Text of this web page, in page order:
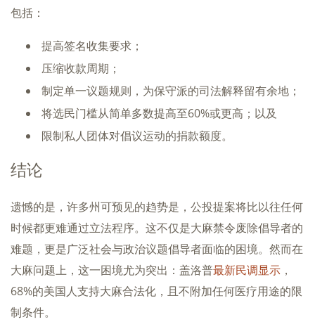
包括：
提高签名收集要求；
压缩收款周期；
制定单一议题规则，为保守派的司法解释留有余地；
将选民门槛从简单多数提高至60%或更高；以及
限制私人团体对倡议运动的捐款额度。
结论
遗憾的是，许多州可预见的趋势是，公投提案将比以往任何
时候都更难通过立法程序。这不仅是大麻禁令废除倡导者的
难题，更是广泛社会与政治议题倡导者面临的困境。然而在
大麻问题上，这一困境尤为突出：盖洛普最新民调显示 ，
68%的美国人支持大麻合法化，且不附加任何医疗用途的限
制条件。